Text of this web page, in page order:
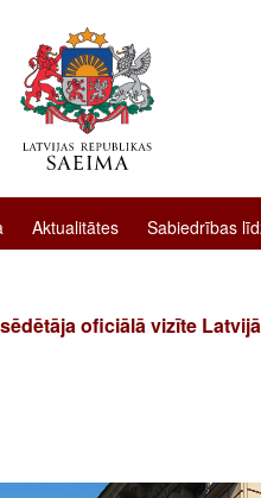
Aktualitātes Sabiedrības
oficiālā vizīte Latvijā